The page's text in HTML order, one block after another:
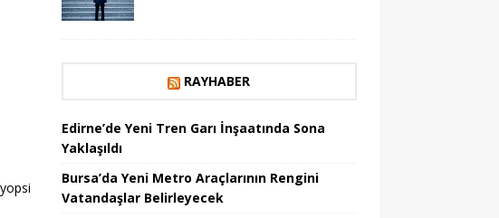
RAYHABER
Edirne’de Yeni Tren Garı İnşaatında Sona
Yaklaşıldı
Bursa’da Yeni Metro Araçlarının Rengini
Vatandaşlar Belirleyecek